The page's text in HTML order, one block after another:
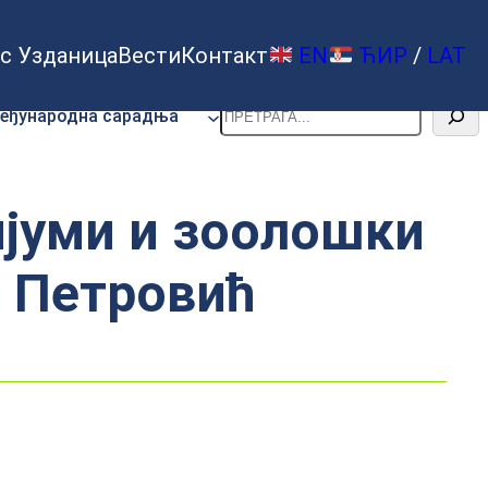
УзданицаВестиКонтакт EN ЋИР / LAT
сарадња Претрага
и зоолошки
Петровић